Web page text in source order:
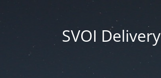
SVOI Delivery